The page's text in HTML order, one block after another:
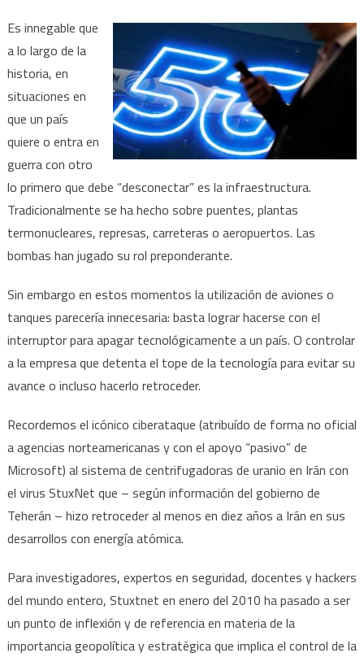
Es innegable que
a lo largo de la
historia, en
situaciones en
que un país
quiere o entra en
guerra con otro
lo primero que debe “desconectar” es la infraestructura.
Tradicionalmente se ha hecho sobre puentes, plantas
termonucleares, represas, carreteras o aeropuertos. Las
bombas han jugado su rol preponderante.
Sin embargo en estos momentos la utilización de aviones o
tanques parecería innecesaria: basta lograr hacerse con el
interruptor para apagar tecnológicamente a un país. O controlar
a la empresa que detenta el tope de la tecnología para evitar su
avance o incluso hacerlo retroceder.
Recordemos el icónico ciberataque (atribuído de forma no oficial
a agencias norteamericanas y con el apoyo “pasivo” de
Microsoft) al sistema de centrifugadoras de uranio en Irán con
el virus StuxNet que – según información del gobierno de
Teherán – hizo retroceder al menos en diez años a Irán en sus
desarrollos con energía atómica.
Para investigadores, expertos en seguridad, docentes y hackers
del mundo entero, Stuxtnet en enero del 2010 ha pasado a ser
un punto de inflexión y de referencia en materia de la
importancia geopolítica y estratégica que implica el control de la